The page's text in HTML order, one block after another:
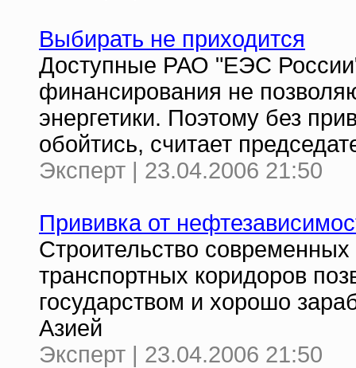
Выбирать не приходится
Доступные РАО "ЕЭС
финансирования не
энергетики. Поэтому без
обойтись, считает
Эксперт | 23.04.2006 21:50
Прививка от
Строительство
транспортных коридоров
государством и хорошо
Азией
Эксперт | 23.04.2006 21:50